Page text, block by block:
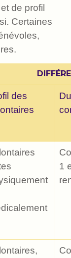
de profil
Certaines
des
1